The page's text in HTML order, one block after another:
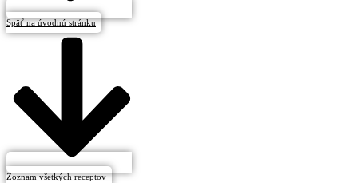
Späť na úvodnú stránku
Zoznam všetkých receptov